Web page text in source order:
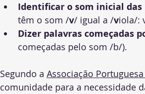
Identificar o som inicial das
têm o som /v/ igual a /viola/:
Dizer palavras começadas
começadas pelo som /b/).
Segundo a Associação
comunidade para a necessidade